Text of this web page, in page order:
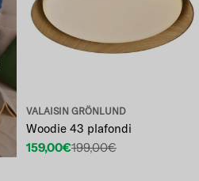
VALAISIN GRÖNLUND
Woodie 43 plafondi
Etuhinta
159,00€
Normaalihinta
199,00€